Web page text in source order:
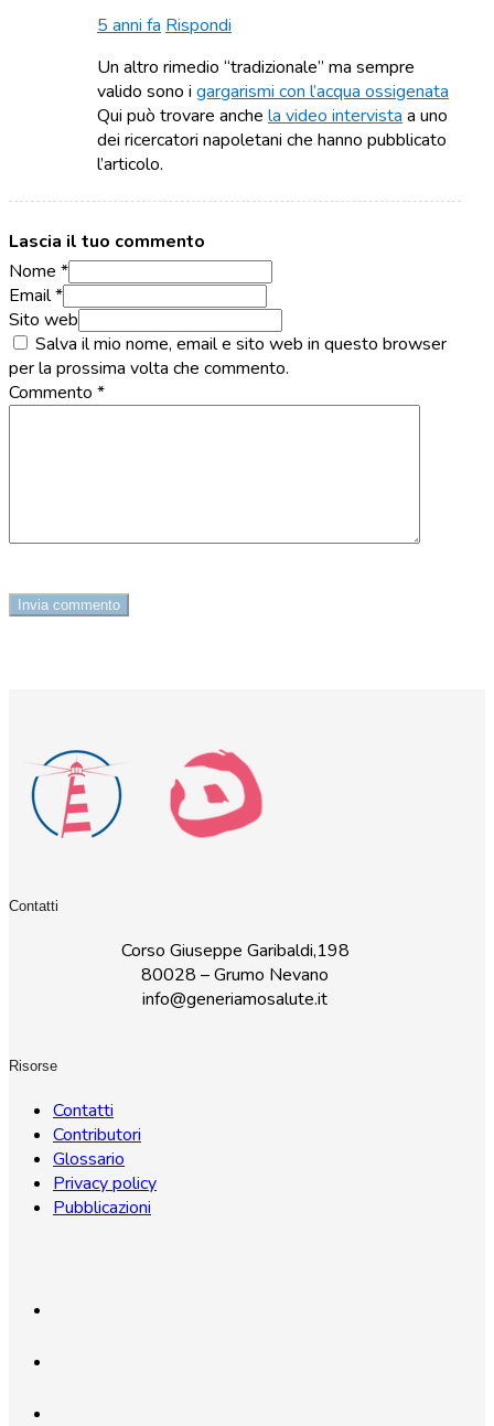
5 anni fa Rispondi
Un altro rimedio “tradizionale” ma sempre
valido sono i gargarismi con l’acqua ossigenata
Qui può trovare anche la video intervista a uno
dei ricercatori napoletani che hanno pubblicato
l’articolo.
Lascia il tuo commento
Nome *
Email *
Sito web
Salva il mio nome, email e sito web in questo browser
per la prossima volta che commento.
Commento *
Contatti
Corso Giuseppe Garibaldi,198
80028 – Grumo Nevano
info@generiamosalute.it
Risorse
Contatti
Contributori
Glossario
Privacy policy
Pubblicazioni